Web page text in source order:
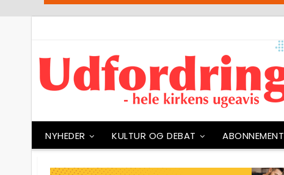
NYHEDER KULTUR OG DEBAT ABONNEMENT